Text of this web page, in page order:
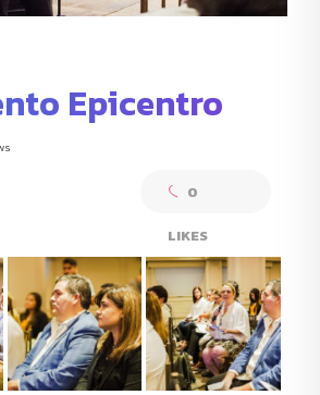
Epicentro
0
LIKES